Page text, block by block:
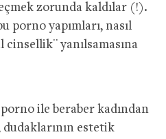
zorunda kaldılar (!).
porno yapımları, nasıl
yanılsamasına
ile beraber kadından
estetik